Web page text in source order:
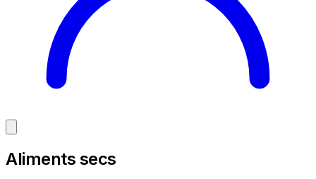
Aliments secs